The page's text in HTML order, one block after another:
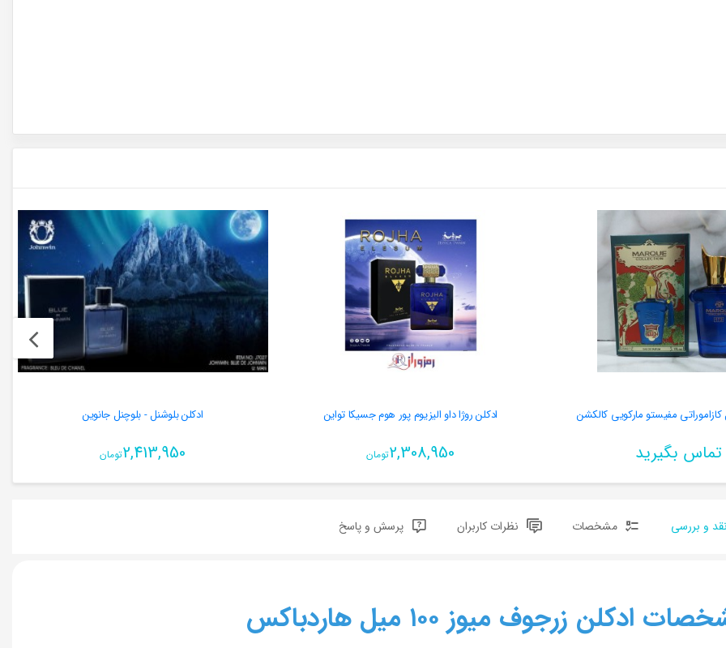
تماس بگیرید
ادکلن روژا داو الیزیوم پور هوم جسیکا تواین
2,308,950تومان
ادکلن بلوشنل - بلوچنل جانوین
2,413,950تومان
نقد و بررسی مشخصات نظرات کاربران پرسش و پاسخ
زرجوف میوز ١٠٠ میل هاردباکس